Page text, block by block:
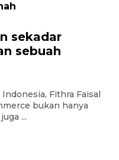
sekadar
sebuah
Fithra Faisal
bukan hanya
...